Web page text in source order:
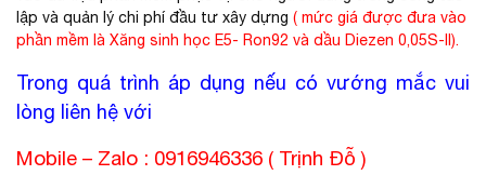
lập và quản lý chi phí đầu tư xây dựng ( mức giá được đưa vào
phần mềm là Xăng sinh học E5- Ron92 và dầu Diezen 0,05S-II).
Trong quá trình áp dụng nếu có vướng mắc vui
lòng liên hệ với
Mobile – Zalo : 0916946336 ( Trịnh Đỗ )